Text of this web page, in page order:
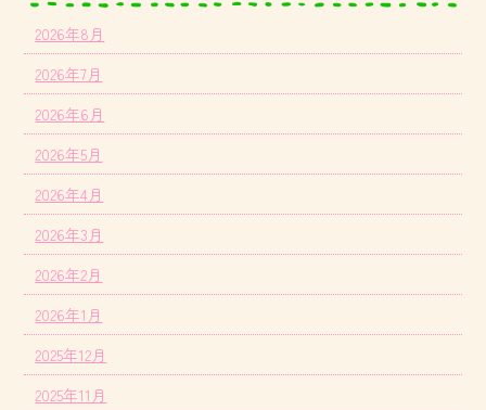
2026年8月
2026年7月
2026年6月
2026年5月
2026年4月
2026年3月
2026年2月
2026年1月
2025年12月
2025年11月